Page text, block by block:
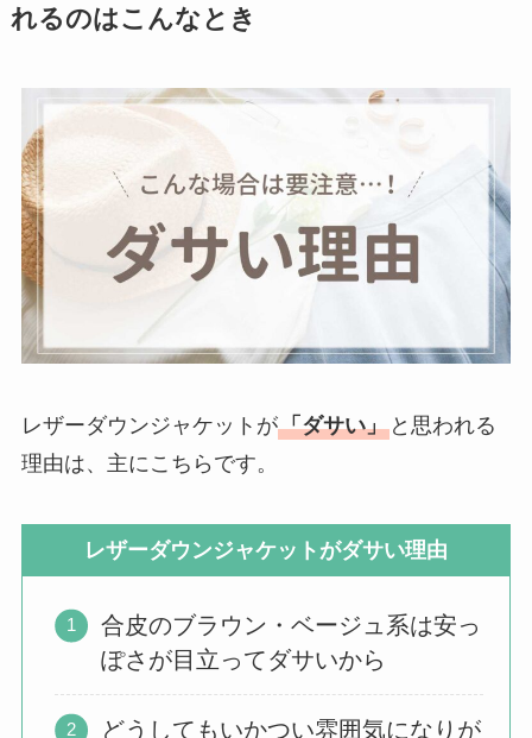
れるのはこんなとき
レザーダウンジャケットが「ダサい」と思われる
理由は、主にこちらです。
レザーダウンジャケットがダサい理由
合皮のブラウン・ベージュ系は安っ
ぽさが目立ってダサいから
どうしてもいかつい雰囲気になりが